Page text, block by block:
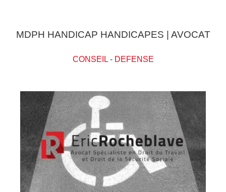
MDPH HANDICAP HANDICAPES | AVOCAT
CONSEIL- DEFENSE